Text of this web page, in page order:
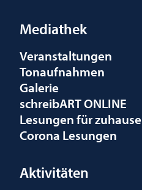
Mediathek
Veranstaltungen
Tonaufnahmen
Galerie
schreibART ONLINE
Lesungen für zuhause
Corona Lesungen
Aktivitäten